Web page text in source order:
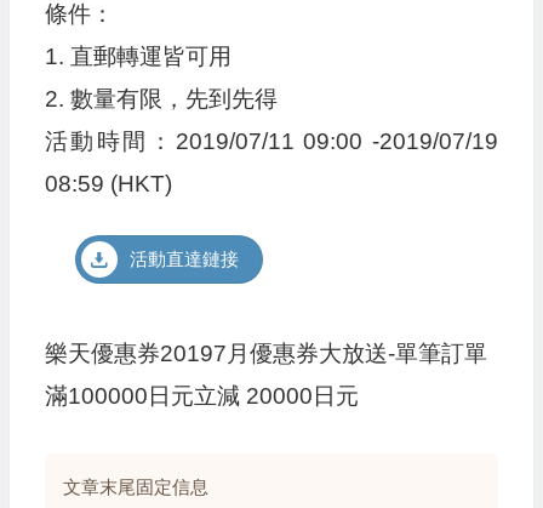
條件：
1. 直郵轉運皆可用
2. 數量有限，先到先得
活動時間：2019/07/11 09:00 -2019/07/19
08:59 (HKT)
活動直達鏈接
樂天優惠券20197月優惠券大放送-單筆訂單
滿100000日元立減 20000日元
文章末尾固定信息